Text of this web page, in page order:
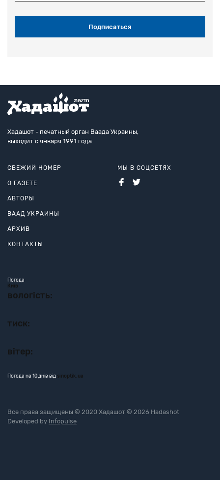
Хадашот - печатный орган Ваада Украины,
выходит с января 1991 года.
СВЕЖИЙ НОМЕР
О ГАЗЕТЕ
АВТОРЫ
ВААД УКРАИНЫ
АРХИВ
КОНТАКТЫ
МЫ В СОЦСЕТЯХ
Погода
Київ
вологість:
тиск:
вітер:
Погода на 10 днів від sinoptik.ua
Все права защищены © 2020 Хадашот © 2026 Hadashot
Developed by Infopulse